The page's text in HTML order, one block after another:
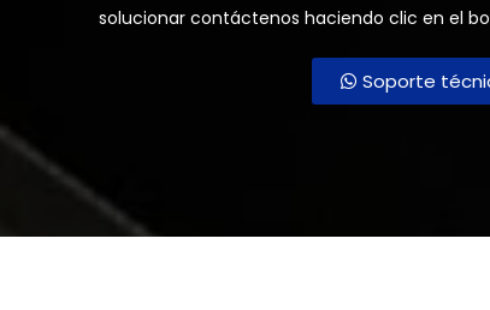
solucionar contáctenos haciendo clic en el
Soporte